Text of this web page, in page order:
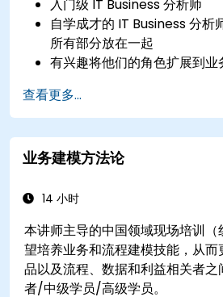
入门级 IT Business 分析师
自学成才的 IT Business 分析
所有部分放在一起
有兴趣将他们的角色扩展到
查看更多...
业务建模方法论
14 小时
本讲师主导的中国领域现场培训
望培养业务和流程建模技能，从
品以及流程、数据和利益相关者
者/中级学员/高级学员。